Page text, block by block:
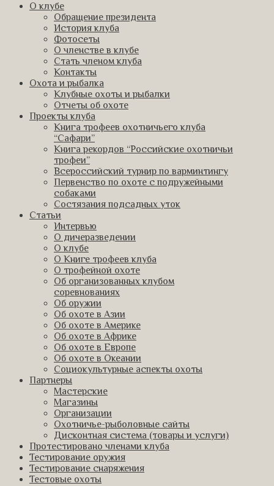
О клубе
Обращение президента
История клуба
Фотосеты
О членстве в клубе
Стать членом клуба
Контакты
Охота и рыбалка
Клубные охоты и рыбалки
Отчеты об охоте
Проекты клуба
Книга трофеев охотничьего клуба
“Сафари”
Книга рекордов “Российские охотничьи
трофеи”
Всероссийский турнир по варминтингу
Первенство по охоте с подружейными
собаками
Состязания подсадных уток
Статьи
Интервью
О дичеразведении
О клубе
О Книге трофеев клуба
О трофейной охоте
Об организованных клубом
соревнованиях
Об оружии
Об охоте в Азии
Об охоте в Америке
Об охоте в Африке
Об охоте в Европе
Об охоте в Океании
Социокультурные аспекты охоты
Партнеры
Мастерские
Магазины
Организации
Охотничье-рыболовные сайты
Дисконтная система (товары и услуги)
Протестировано членами клуба
Тестирование оружия
Тестирование снаряжения
Тестовые охоты